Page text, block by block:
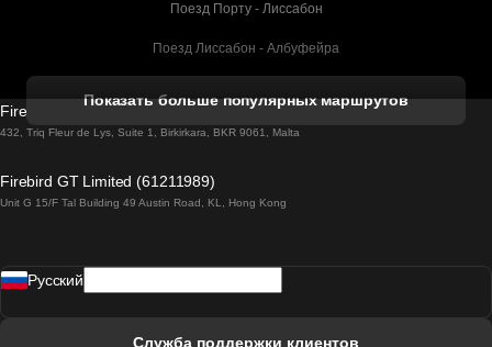
Поезд Порту - Лиссабон
Поезд Лиссабон - Албуфейра
Поезд Лиссабон - Лагос
Поезд Лиссабон - Мадрид
Показать больше популярных маршрутов
Firebird GT Limited (OC 1451)
432, Triq Fleur de Lys, Suite 1, Birkirkara, BKR 9061, Malta
Firebird GT Limited (61211989)
Unit G 15/F Tal Building 49 Austin Road, KL, Hong Kong
Pусский
Служба поддержки клиентов